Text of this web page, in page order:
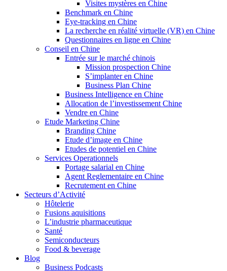
Visites mystères en Chine
Benchmark en Chine
Eye-tracking en Chine
La recherche en réalité virtuelle (VR) en Chine
Questionnaires en ligne en Chine
Conseil en Chine
Entrée sur le marché chinois
Mission prospection Chine
S’implanter en Chine
Business Plan Chine
Business Intelligence en Chine
Allocation de l’investissement Chine
Vendre en Chine
Etude Marketing Chine
Branding Chine
Etude d’image en Chine
Etudes de potentiel en Chine
Services Operationnels
Portage salarial en Chine
Agent Reglementaire en Chine
Recrutement en Chine
Secteurs d’Activité
Hôtelerie
Fusions aquisitions
L’industrie pharmaceutique
Santé
Semiconducteurs
Food & beverage
Blog
Business Podcasts